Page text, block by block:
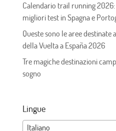
Calendario trail running
migliori test in Spagna e
Queste sono le aree
della Vuelta a España 2026
Tre magiche destinazioni
sogno
Lingue
Italiano